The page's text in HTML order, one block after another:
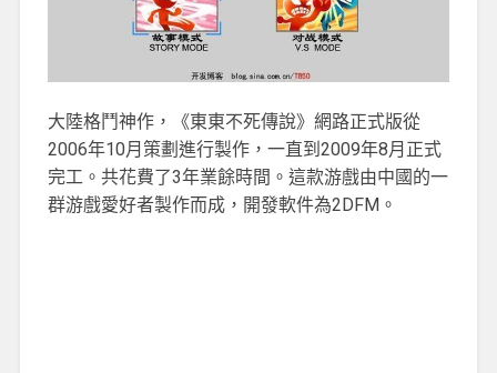
大陸格鬥神作，《東東不死傳說》網路正式版從
2006年10月策劃進行製作，一直到2009年8月正式
完工。共花費了3年業餘時間。這款游戲由中國的一
群游戲愛好者製作而成，開發軟件為2DFM。